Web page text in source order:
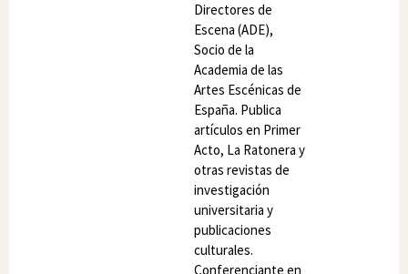
Directores de
Escena (ADE),
Socio de la
Academia de las
Artes Escénicas de
España. Publica
artículos en Primer
Acto, La Ratonera y
otras revistas de
investigación
universitaria y
publicaciones
culturales.
Conferenciante en